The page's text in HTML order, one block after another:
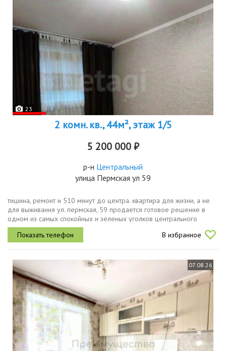
23
2 комн. кв., 44м², этаж 1/5
5 200 000 ₽
р-н Центральный
улица Пермская ул 59
тишина, ремонт и 510 минут до центра. квартира для жизни, а не
для выживания ул. пермская, 59 продается готовое решение в
одном из самых спокойных и зеленых уголков центрального
района челябинска. первый высокий этаж пятиэтажного дома.вы...
В избранное
07.08.26